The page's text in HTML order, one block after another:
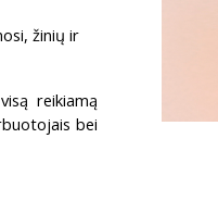
žinių ir
reikiamą
bei